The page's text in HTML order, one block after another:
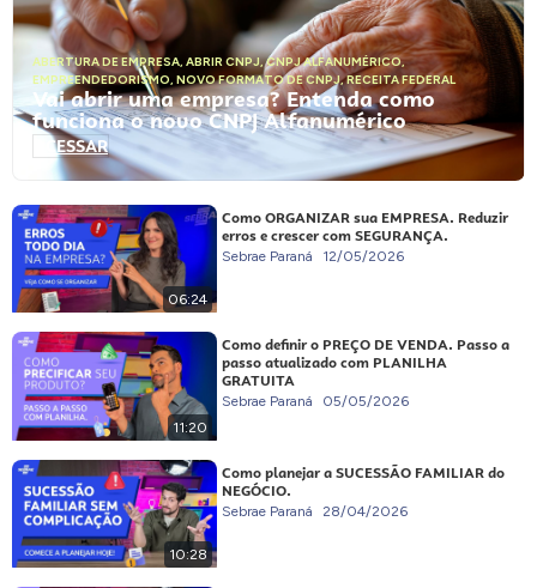
ABERTURA DE EMPRESA, ABRIR CNPJ,CNPJ ALFANUMÉRICO,
EMPREENDEDORISMO, NOVO FORMATO DE CNPJ,RECEITA FEDERAL
Vai abrir uma empresa? Entenda como
funciona o novo CNPJ Alfanumérico
ACESSAR
06:24
Como ORGANIZAR sua EMPRESA. Reduzir
erros e crescer com SEGURANÇA.
Sebrae Paraná 12/05/2026
11:20
Como definir o PREÇO DE VENDA. Passo a
passo atualizado com PLANILHA
GRATUITA
Sebrae Paraná 05/05/2026
10:28
Como planejar a SUCESSÃO FAMILIAR do
NEGÓCIO.
Sebrae Paraná 28/04/2026